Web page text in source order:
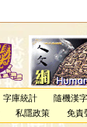
字庫統計 隨機漢字
私隱政策 免責